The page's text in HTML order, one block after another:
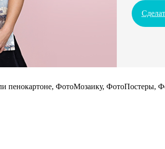
пенокартоне, ФотоМозаику, ФотоПостеры,